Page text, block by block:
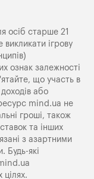
осіб старше 21
ігрову
ознак залежності
що участь в
або
mind.ua не
гроші, також
та інших
з азартними
Будь-які
цілях.